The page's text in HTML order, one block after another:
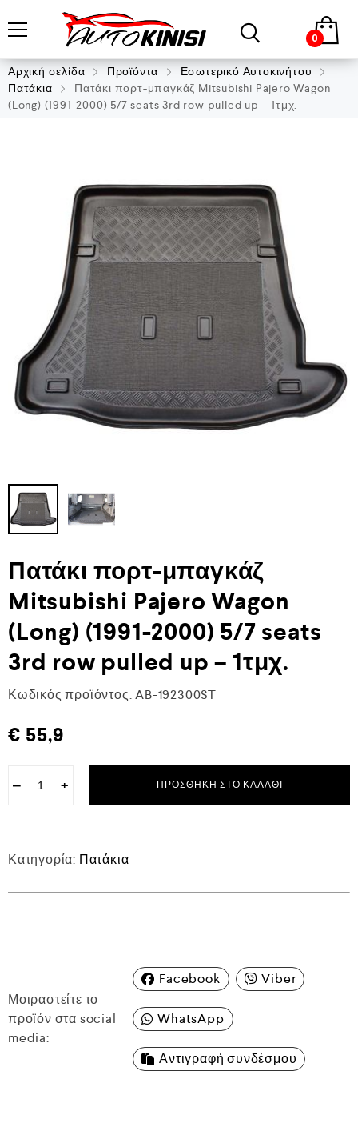
0
Αρχική σελίδα Προϊόντα
Εσωτερικό Αυτοκινήτου
Πατάκια
Πατάκι πορτ-μπαγκάζ Mitsubishi Pajero Wagon
(Long) (1991-2000) 5/7 seats 3rd row pulled up – 1τμχ.
Πατάκι πορτ-μπαγκάζ
Mitsubishi Pajero Wagon
(Long) (1991-2000) 5/7 seats
3rd row pulled up – 1τμχ.
Κωδικός προϊόντος: AB-192300ST
€ 55,9
− + ΠΡΟΣΘΉΚΗ ΣΤΟ ΚΑΛΆΘΙ
Κατηγορία: Πατάκια
Μοιραστείτε το
προϊόν στα social
media:
Facebook Viber
WhatsApp
Αντιγραφή συνδέσμου